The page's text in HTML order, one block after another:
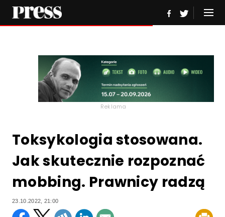
Reklama
Toksykologia stosowana.
Jak skutecznie rozpoznać
mobbing. Prawnicy radzą
23.10.2022, 21:00